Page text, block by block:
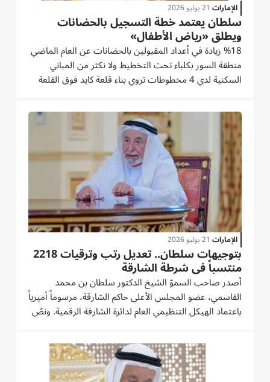
الإمارات 21 يوليو 2026
سلطان يعتمد خطة التسجيل بالحضانات
ويطلق «رياض الأطفال»
%18 زيادة في أعداد المقبولين بالحضانات عن العام الماضي
منطقة السور بكلباء تحت التخطيط ولا نكثر من المباني
السكنية لدي 4 مخطوطات تروي بناء قلعة كايد فوق القلعة
القاسمية بقعة الحصون مشروع كبير والتعمير في المدام
يسير بسرعة نربط البلد بأهلها وكل مناطق الشارقة تضم
متنفسات...
الإمارات 21 يوليو 2026
بتوجيهات سلطان.. تعديل رتب وترقيات 2218
منتسباً في شرطة الشارقة
أصدر صاحب السموّ الشيخ الدكتور سلطان بن محمد
القاسمي، عضو المجلس الأعلى حاكم الشارقة، مرسوماً أميرياً
باعتماد الهيكل التنظيمي العام لدائرة الشارقة الرقمية. ونصّ
المرسوم على أن يُعتمد الهيكل التنظيمي العام للدائرة،
ويُصدر المجلس التنفيذي لإمارة الشارقة، بقرارات منه،...